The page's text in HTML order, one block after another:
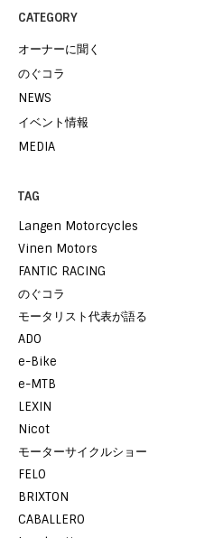
CATEGORY
オーナーに聞く
のぐコラ
NEWS
イベント情報
MEDIA
TAG
Langen Motorcycles
Vinen Motors
FANTIC RACING
のぐコラ
モータリスト代表が語る
ADO
e-Bike
e-MTB
LEXIN
Nicot
モーターサイクルショー
FELO
BRIXTON
CABALLERO